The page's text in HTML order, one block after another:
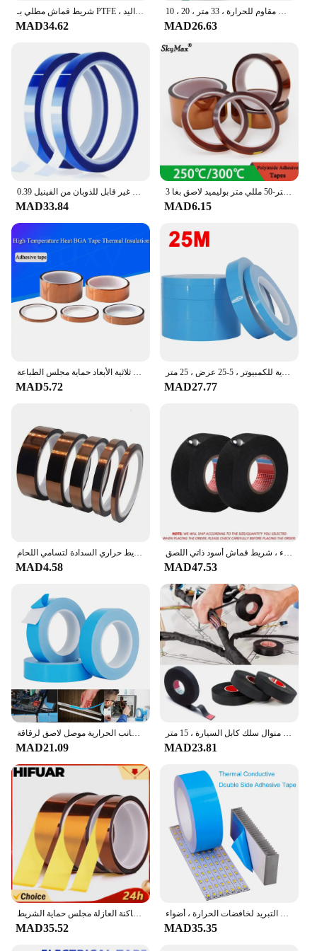
شريط قماش مطلي بـ PTFE ، درجة حرارة عالية لشريط العزل الكهربائي لشريط التفلون لآلة السدادة بالفراغ ، أداة اليد
MAD34.62
شريط نقل حراري للتجميل ، شريط مقاوم للحرارة العالية ، شريط مقاوم للحرارة ، 33 متر ، 20 ، 10
MAD26.63
0.39 بوصة × 108 قدم شريط تسامي مقاوم للحرارة ودرجة حرارة عالية لفيلم حبر نقل الحرارة غير قابل للذوبان من الفينيل
MAD33.84
3 مللي متر-50 مللي متر بوليميد لاصق بغا PCB ثلاثية الأبعاد لوحة الطباعة حماية ارتفاع درجة الحرارة مقاومة للحرارة العزل الإلكتروني
MAD6.15
MAD5.72
شريط توصيل حراري مزدوج الجانب ، شريط نقل الحرارة الأزرق ، غرفة تبريد تبريد لاصقة لوحدة المعالجة المركزية للكمبيوتر ، 5-25 عرض ، 25 متر
MAD27.77
MAD4.58 MAD47.53
MAD21.09 MAD23.81
MAD35.52 MAD35.35